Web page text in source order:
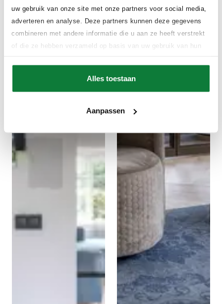
uw gebruik van onze site met onze partners voor social media,
adverteren en analyse. Deze partners kunnen deze gegevens
combineren met andere informatie die u aan ze heeft verstrekt
of die ze hebben verzameld op basis van uw gebruik van hun
Alles toestaan
Aanpassen